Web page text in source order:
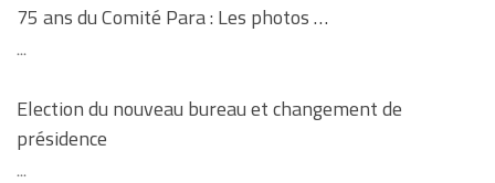
75 ans du Comité Para : Les photos …
...
Election du nouveau bureau et changement de
présidence
...